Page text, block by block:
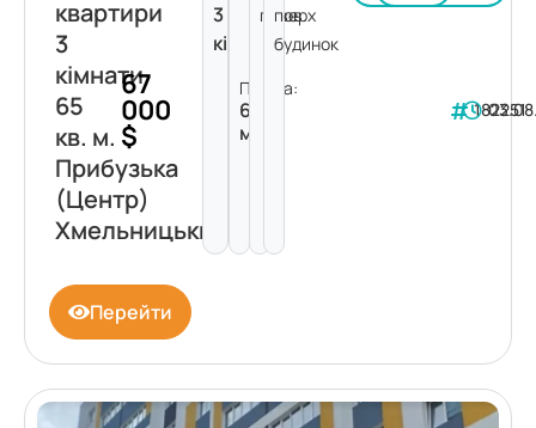
квартири
3
кімнати
65
кв. м.
Прибузька
(Центр)
Хмельницький
67
000
$
3
кімнати
Площа:
65
м²
поверх
пов.
будинок
182251
Перейти